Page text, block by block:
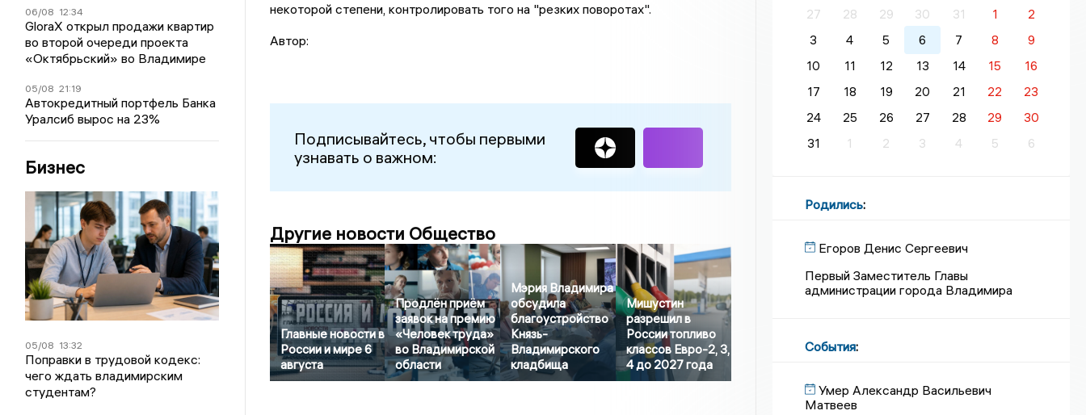
06/08 12:34
GloraX открыл продажи квартир
во второй очереди проекта
«Октябрьский» во Владимире
05/08 21:19
Автокредитный портфель Банка
Уралсиб вырос на 23%
Бизнес
05/08 13:32
Поправки в трудовой кодекс:
чего ждать владимирским
студентам?
некоторой степени, контролировать того на "резких поворотах".
Автор:
Подписывайтесь, чтобы первыми
узнавать о важном:
Другие новости Общество
Главные новости в
России и мире 6
августа
Продлён приём
заявок на премию
«Человек труда»
во Владимирской
области
Мэрия Владимира
обсудила
благоустройство
Князь-
Владимирского
кладбища
Мишустин
разрешил в
России топливо
классов Евро-2, 3,
4 до 2027 года
27
28 29 30 31 1
2
3
4 5 6 7 8
9
10
11 12 13 14 15
16
17
18 19 20 21 22
23
24
25 26 27 28 29
30
31
1 2 3 4 5 6
Родились:
Егоров Денис Сергеевич
Первый Заместитель Главы
администрации города Владимира
События:
Умер Александр Васильевич
Матвеев